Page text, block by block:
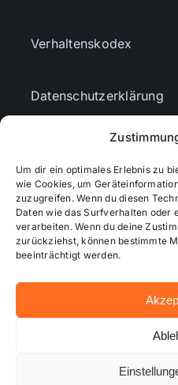
Um dir ein optimales Erlebnis zu
wie Cookies, um
zuzugreifen. Wenn du diesen
Daten wie das Surfverhalten oder
verarbeiten. Wenn du deine
zurückziehst, können bestimmte
beeinträchtigt werden.
Verhaltenskodex
Datenschutzerklärung
Cookie-Richtlinie (EU)
Mediendaten
© 2026 -